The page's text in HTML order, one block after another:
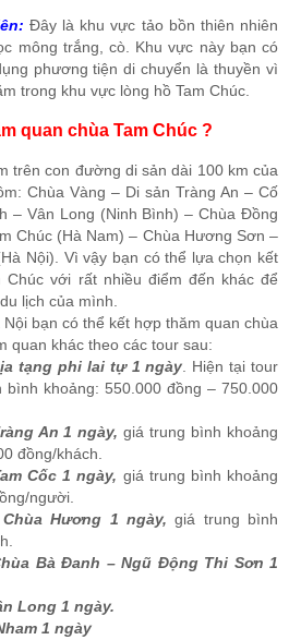
Đây là khu vực tảo bồn thiên nhiên
mông trắng, cò. Khu vực này bạn có
phương tiện di chuyển là thuyền vì
trong khu vực lòng hồ Tam Chúc.
quan chùa Tam Chúc ?
con đường di sản dài 100 km của
Chùa Vàng – Di sản Tràng An – Cố
– Vân Long (Ninh Bình) – Chùa Đồng
Chúc (Hà Nam) – Chùa Hương Sơn –
Nội). Vì vậy bạn có thể lựa chọn kết
Chúc với rất nhiều điểm đến khác để
lịch của mình.
bạn có thể kết hợp thăm quan chùa
quan khác theo các tour sau:
tạng phi lai tự 1 ngày . Hiện tại tour
khoảng: 550.000 đồng – 750.000
An 1 ngày,giá trung bình khoảng
đồng/khách.
Cốc 1 ngày, giá trung bình khoảng
người.
Hương 1 ngày, giá trung bình
Bà Đanh – Ngũ Động Thi Sơn 1
Long 1 ngày.
1 ngày